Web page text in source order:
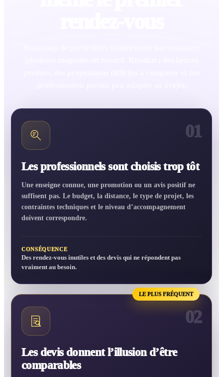
01
Les professionnels sont choisis trop tôt
Une enseigne connue, une promotion ou un avis positif ne
suffisent pas. Le budget, la distance, le type de projet, les
contraintes techniques et le niveau d’accompagnement
doivent correspondre.
CONSÉQUENCE
Des rendez-vous inutiles et des devis qui ne répondent pas
vraiment au besoin.
LE PLUS FRÉQUENT
02
Les devis donnent l’illusion d’être
comparables